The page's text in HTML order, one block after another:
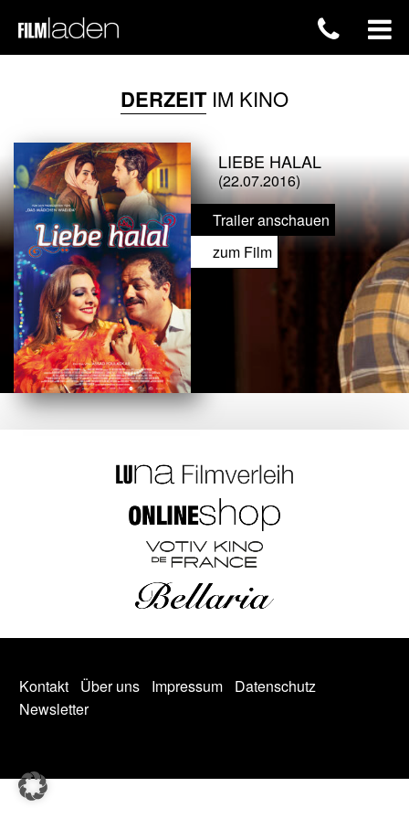
DERZEITIM KINO
LIEBE HALAL
(22.07.2016)
Trailer anschauen
zum Film
Kontakt Über uns Impressum
Datenschutz
Newsletter